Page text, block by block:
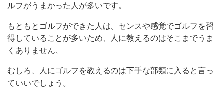
ルフがうまかった人が多いです。
もともとゴルフができた人は、センスや感覚でゴルフを習
得していることが多いため、人に教えるのはそこまでうま
くありません。
むしろ、人にゴルフを教えるのは下手な部類に入ると言っ
ていいでしょう。